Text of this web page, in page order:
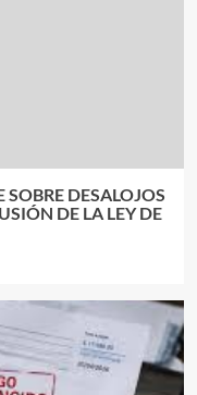
SOBRE DESALOJOS
DE LA LEY DE